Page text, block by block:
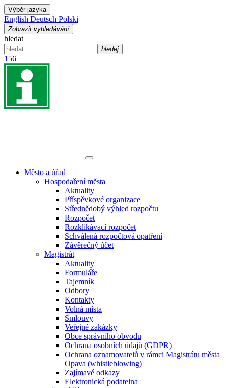
Výběr jazyka
English Deutsch Polski
Zobrazit vyhledávání
hledat
hledej
156
Město a úřad
Hospodaření města
Aktuality
Příspěvkové organizace
Střednědobý výhled rozpočtu
Rozpočet
Rozklikávací rozpočet
Schválená rozpočtová opatření
Závěrečný účet
Magistrát
Aktuality
Formuláře
Tajemník
Odbory
Kontakty
Volná místa
Smlouvy
Veřejné zakázky
Obce správního obvodu
Ochrana osobních údajů (GDPR)
Ochrana oznamovatelů v rámci Magistrátu města
Opava (whistleblowing)
Zajímavé odkazy
Elektronická podatelna